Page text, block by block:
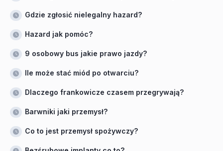
Gdzie zgłosić nielegalny hazard?
Hazard jak pomóc?
9 osobowy bus jakie prawo jazdy?
Ile może stać miód po otwarciu?
Dlaczego frankowicze czasem przegrywają?
Barwniki jaki przemysł?
Co to jest przemysł spożywczy?